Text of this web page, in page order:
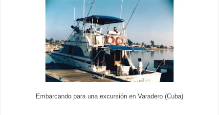
Embarcando para una excursión en Varadero (Cuba)